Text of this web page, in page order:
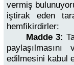
vermiş
iştirak eden
hemfikirdirler:
Madde 3:
edilmesini kabul